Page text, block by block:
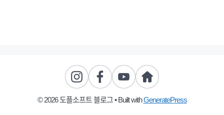
© 2026 도플소프트 블로그• Built withGeneratePress